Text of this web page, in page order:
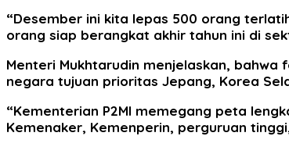
“Desember ini kita lepas 500 orang
orang siap berangkat akhir tahun ini di
Menteri Mukhtarudin menjelaskan,
negara tujuan prioritas Jepang, Korea
“Kementerian P2MI memegang peta
Kemenaker, Kemenperin, perguruan